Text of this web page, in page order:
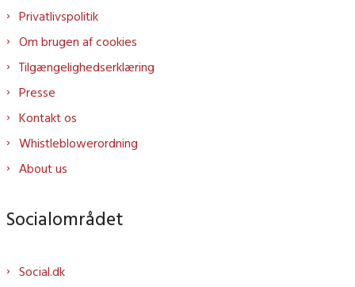
Privatlivspolitik
Om brugen af cookies
Tilgængelighedserklæring
Presse
Kontakt os
Whistleblowerordning
About us
Socialområdet
Social.dk